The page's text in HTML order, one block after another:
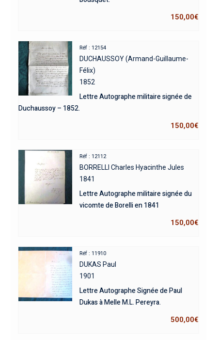
150,00€
Réf : 12154
DUCHAUSSOY (Armand-Guillaume-
Félix)
1852
Lettre Autographe militaire signée de
Duchaussoy – 1852.
150,00€
Réf : 12112
BORRELLI Charles Hyacinthe Jules
1841
Lettre Autographe militaire signée du
vicomte de Borelli en 1841
150,00€
Réf : 11910
DUKAS Paul
1901
Lettre Autographe Signée de Paul
Dukas à Melle M.L. Pereyra.
500,00€